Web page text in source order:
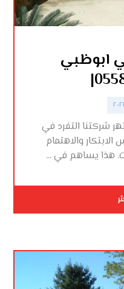
ابوظبي
شركتنا التفرد في
والاهتمام
هذا يساهم في ...